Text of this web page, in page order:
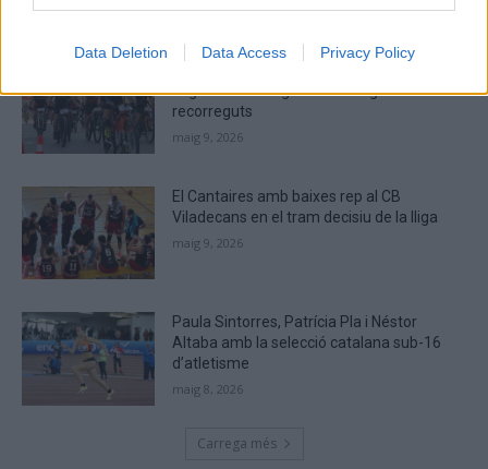
Data Deletion Data Access Privacy Policy
Argilers diumenge 10 de maig amb dos
recorreguts
maig 9, 2026
El Cantaires amb baixes rep al CB
Viladecans en el tram decisiu de la lliga
maig 9, 2026
Paula Sintorres, Patrícia Pla i Néstor
Altaba amb la selecció catalana sub-16
d’atletisme
maig 8, 2026
Carrega més